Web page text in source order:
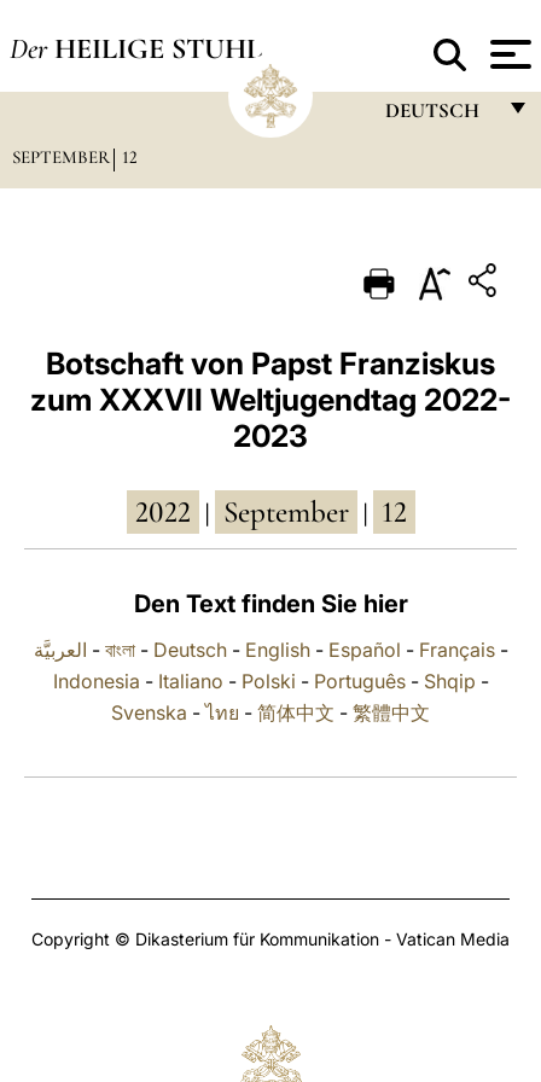
Der HEILIGE STUHL
DEUTSCH
PORTUGUÊS
ESPAÑOL
DEUTSCH
العربيّة
中文
SEPTEMBER 12
Botschaft von Papst Franziskus
zum XXXVII Weltjugendtag 2022-
2023
2022 September 12
Den Text finden Sie hier
العربيَّة - বাংলা- Deutsch- English- Español - Français-
Indonesia - Italiano - Polski - Português- Shqip -
Svenska -ไทย - 简体中文 - 繁體中文
Copyright © Dikasterium für Kommunikation - Vatican Media